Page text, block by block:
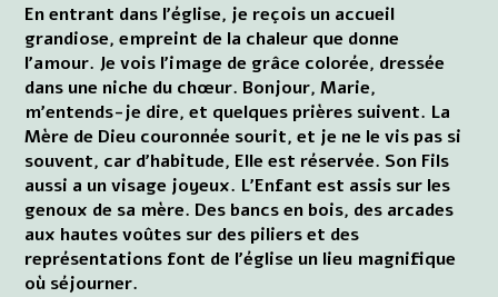
En entrant dans l'église, je reçois un accueil
grandiose, empreint de la chaleur que donne
l'amour. Je vois l'image de grâce colorée, dressée
dans une niche du chœur. Bonjour, Marie,
m'entends-je dire, et quelques prières suivent. La
Mère de Dieu couronnée sourit, et je ne le vis pas si
souvent, car d'habitude, Elle est réservée. Son Fils
aussi a un visage joyeux. L'Enfant est assis sur les
genoux de sa mère. Des bancs en bois, des arcades
aux hautes voûtes sur des piliers et des
représentations font de l'église un lieu magnifique
où séjourner.